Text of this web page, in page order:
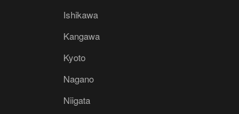
Ishikawa
Kangawa
Kyoto
Nagano
Niigata